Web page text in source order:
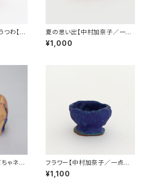
つわ【中
夏の思い出【中村加奈子／一点
物 陶器】
¥1,000
ちゃネコ
フラワー【中村加奈子／一点物
陶器】
¥1,100